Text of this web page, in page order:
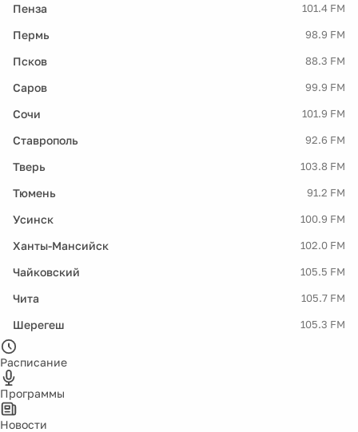
Пенза 101.4 FM
Пермь 98.9 FM
Псков 88.3 FM
Саров 99.9 FM
Сочи 101.9 FM
Ставрополь 92.6 FM
Тверь 103.8 FM
Тюмень 91.2 FM
Усинск 100.9 FM
Ханты-Мансийск 102.0 FM
Чайковский 105.5 FM
Чита 105.7 FM
Шерегеш 105.3 FM
Расписание
Программы
Новости